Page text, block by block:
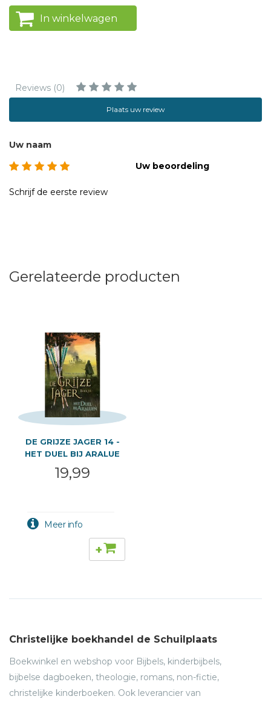
In winkelwagen
Reviews (0)
Plaats uw review
Uw naam
Uw beoordeling
Schrijf de eerste review
Gerelateerde producten
DE GRIJZE JAGER 14 -
HET DUEL BIJ ARALUE
19,99
+
Christelijke boekhandel de Schuilplaats
Boekwinkel en webshop voor Bijbels, kinderbijbels,
bijbelse dagboeken, theologie, romans, non-fictie,
christelijke kinderboeken. Ook leverancier van